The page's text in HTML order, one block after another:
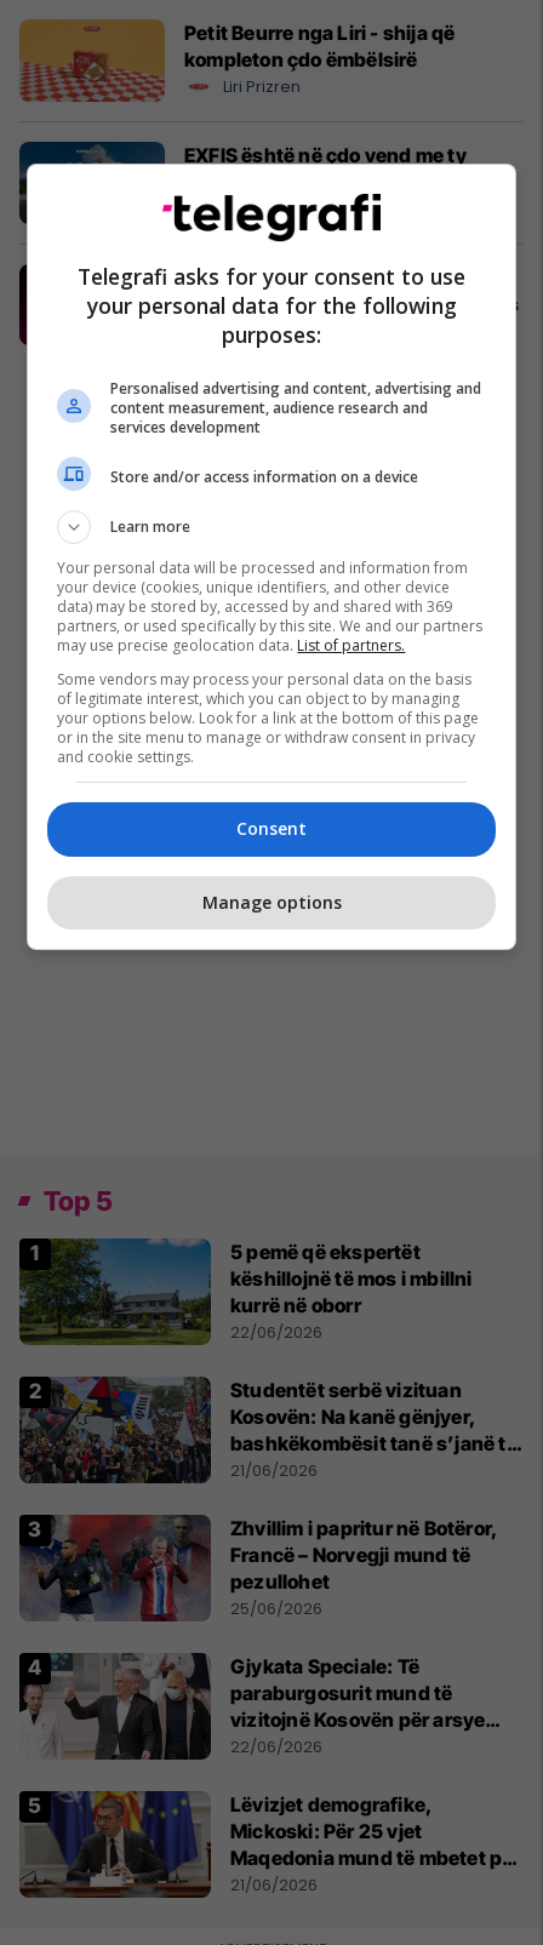
Petit Beurre nga Liri - shija që
kompleton çdo ëmbëlsirë
Liri Prizren
EXFIS është në çdo vend me ty
Mundësi të reja për punë: shikoni
konkurset e fundit në Telegrafi Jobs
Telegrafi Jobs
Top 5
5 pemë që ekspertët
këshillojnë të mos i mbillni
kurrë në oborr
22/06/2026
Studentët serbë vizituan
Kosovën: Na kanë gënjyer,
bashkëkombësit tanë s’janë të
shtypur
21/06/2026
Zhvillim i papritur në Botëror,
Francë – Norvegji mund të
pezullohet
25/06/2026
​Gjykata Speciale: Të
paraburgosurit mund të
vizitojnë Kosovën për arsye
humanitare
22/06/2026
Lëvizjet demografike,
Mickoski: Për 25 vjet
Maqedonia mund të mbetet pa
150 mijë deri në 250 mijë
21/06/2026
Telegrafi asks for your consent to use
your personal data for the following
purposes:
Personalised advertising and content, advertising and
content measurement, audience research and
services development
Store and/or access information on a device
Learn more
Your personal data will be processed and information from
your device (cookies, unique identifiers, and other device
data) may be stored by, accessed by and shared with 369
partners, or used specifically by this site. We and our partners
may use precise geolocation data. List of partners.
Some vendors may process your personal data on the basis
of legitimate interest, which you can object to by managing
your options below. Look for a link at the bottom of this page
or in the site menu to manage or withdraw consent in privacy
and cookie settings.
Consent
Manage options